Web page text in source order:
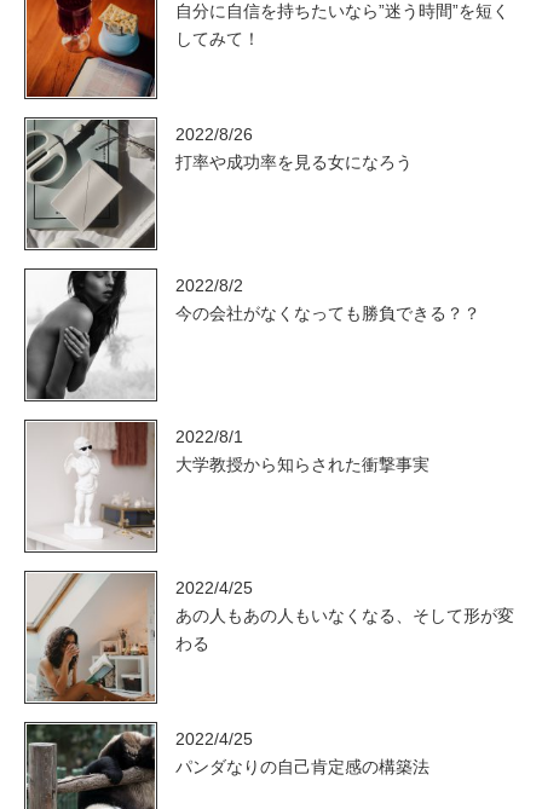
自分に自信を持ちたいなら”迷う時間”を短く
してみて！
2022/8/26
打率や成功率を見る女になろう
2022/8/2
今の会社がなくなっても勝負できる？？
2022/8/1
大学教授から知らされた衝撃事実
2022/4/25
あの人もあの人もいなくなる、そして形が変
わる
2022/4/25
パンダなりの自己肯定感の構築法